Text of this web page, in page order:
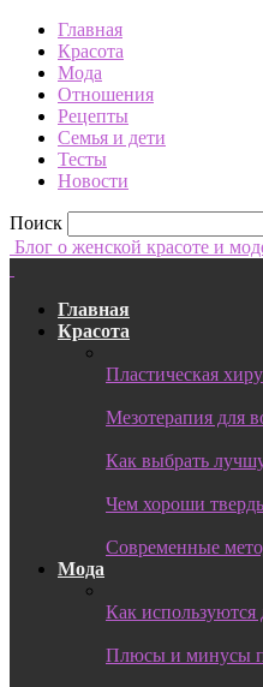
Главная
Красота
Мода
Отношения
Рецепты
Семья и дети
Тесты
Новости
Поиск
Блог о женской красоте и
Главная
Красота
Пластическая
Мезотерапия для
Как выбрать
Чем хороши
Современные
Мода
Как используются
Плюсы и минусы